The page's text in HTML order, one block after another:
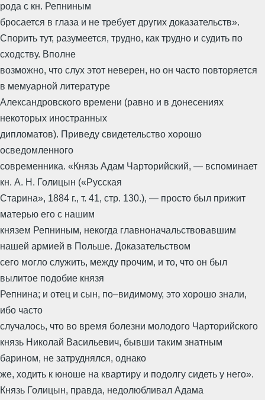
рода с кн. Репниным
бросается в глаза и не требует других доказательств».
Спорить тут, разумеется, трудно, как трудно и судить по
сходству. Вполне
возможно, что слух этот неверен, но он часто повторяется
в мемуарной литературе
Александровского времени (равно и в донесениях
некоторых иностранных
дипломатов). Приведу свидетельство хорошо
осведомленного
современника. «Князь Адам Чарторийский, — вспоминает
кн. А. Н. Голицын («Русская
Старина», 1884 г., т. 41, стр. 130.), — просто был прижит
матерью его с нашим
князем Репниным, некогда главноначальствовавшим
нашей армией в Польше. Доказательством
сего могло служить, между прочим, и то, что он был
вылитое подобие князя
Репнина; и отец и сын, по–видимому, это хорошо знали,
ибо часто
случалось, что во время болезни молодого Чарторийского
князь Николай Васильевич, бывши таким знатным
барином, не затруднялся, однако
же, ходить к юноше на квартиру и подолгу сидеть у него».
Князь Голицын, правда, недолюбливал Адама